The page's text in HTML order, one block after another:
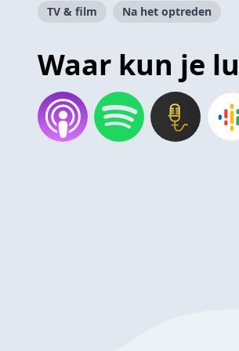
TV & film Na het optreden
Waar kun je